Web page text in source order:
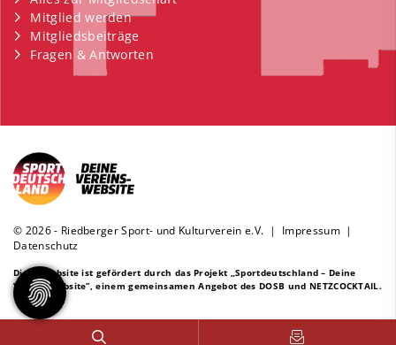
Mitglied werden
Mitgliedsbeiträge
Fragen & Antworten
© 2026 - Riedberger Sport- und Kulturverein e.V. | Impressum|
Datenschutz
Diese Website ist gefördert durch das Projekt
„Sportdeutschland – Deine
Vereinswebsite”, einem gemeinsamen Angebot des DOSB und NETZCOCKTAIL.